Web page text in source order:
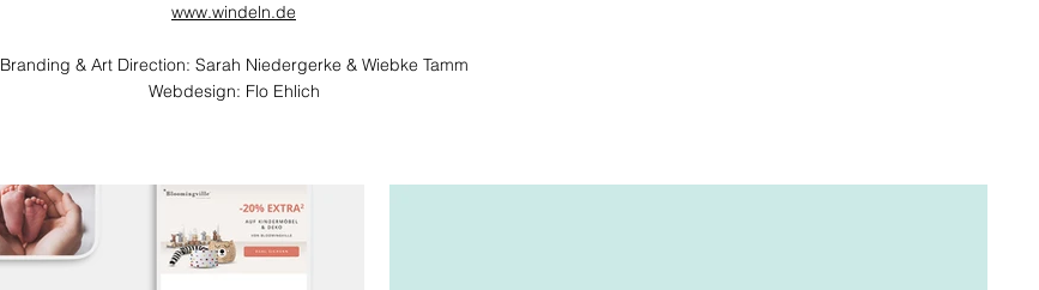
www.windeln.de
Branding & Art Direction: Sarah Niedergerke & Wiebke Tamm
Webdesign: Flo Ehlich